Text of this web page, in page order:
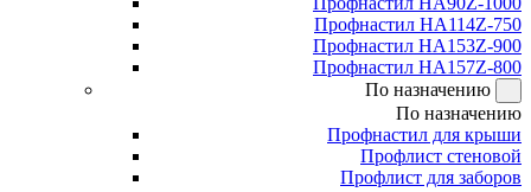
Профнастил НА114Z-750
Профнастил НА153Z-900
Профнастил НА157Z-800
По назначению
По назначению
Профнастил для крыши
Профлист стеновой
Профлист для заборов